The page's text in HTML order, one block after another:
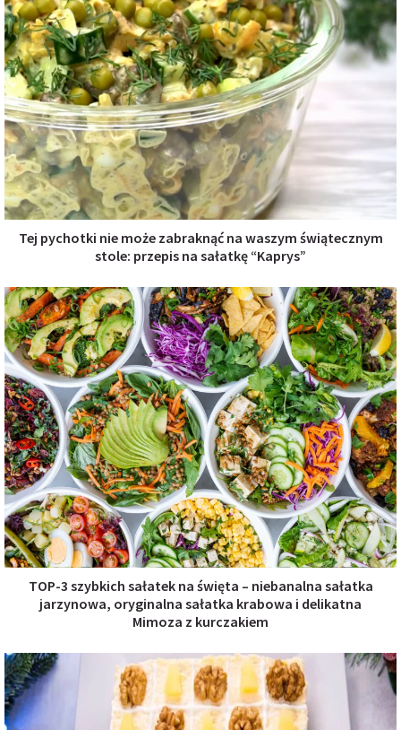
Tej pychotki nie może zabraknąć na waszym świątecznym
stole: przepis na sałatkę “Kaprys”
TOP-3 szybkich sałatek na święta – niebanalna sałatka
jarzynowa, oryginalna sałatka krabowa i delikatna
Mimoza z kurczakiem